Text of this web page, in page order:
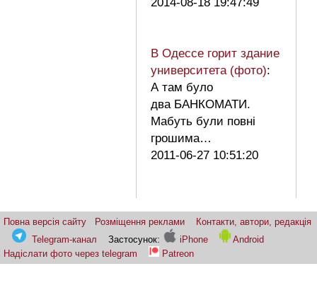
В Одессе горит здание
университета (фото):
А там було
два БАНКОМАТИ.
Мабуть були повні
грошима…
2011-06-27 10:51:20
Повна версія сайту Розміщення реклами
Контакти, автори, редакція
Telegram-канал
Застосунок: iPhone
Android
Надіслати фото через telegram
Patreon